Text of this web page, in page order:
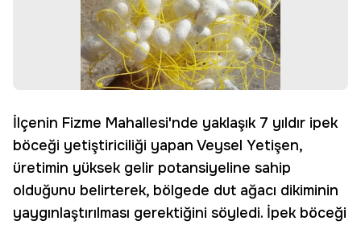
İlçenin Fizme Mahallesi'nde yaklaşık 7 yıldır ipek
böceği yetiştiriciliği yapan Veysel Yetişen,
üretimin yüksek gelir potansiyeline sahip
olduğunu belirterek, bölgede dut ağacı dikiminin
yaygınlaştırılması gerektiğini söyledi. İpek böceği